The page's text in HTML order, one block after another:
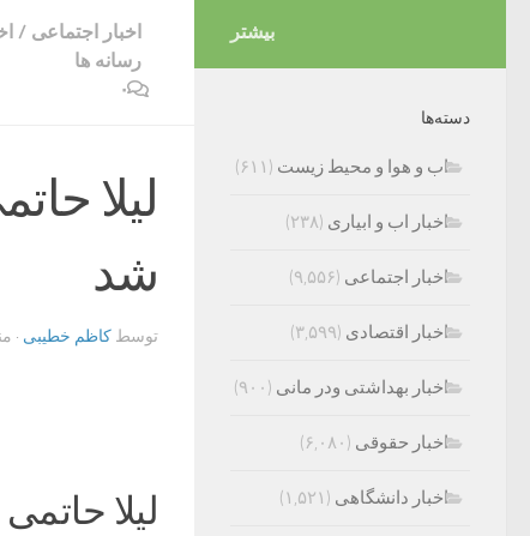
اخبار اجتماعی /
رسانه ها
۰
لیلا
شد
توسط کاظم خطیبی ·
لیلا
بیشتر
دسته‌ها
اب و هوا و محیط زیست (۶۱۱)
اخبار اب و ابیاری (۲۳۸)
اخبار اجتماعی (۹,۵۵۶)
اخبار اقتصادی (۳,۵۹۹)
اخبار بهداشتی ودر مانی (۹۰۰)
اخبار حقوقی (۶,۰۸۰)
اخبار دانشگاهی (۱,۵۲۱)